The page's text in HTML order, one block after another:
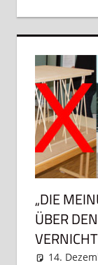
„DIE
ÜBER
14.